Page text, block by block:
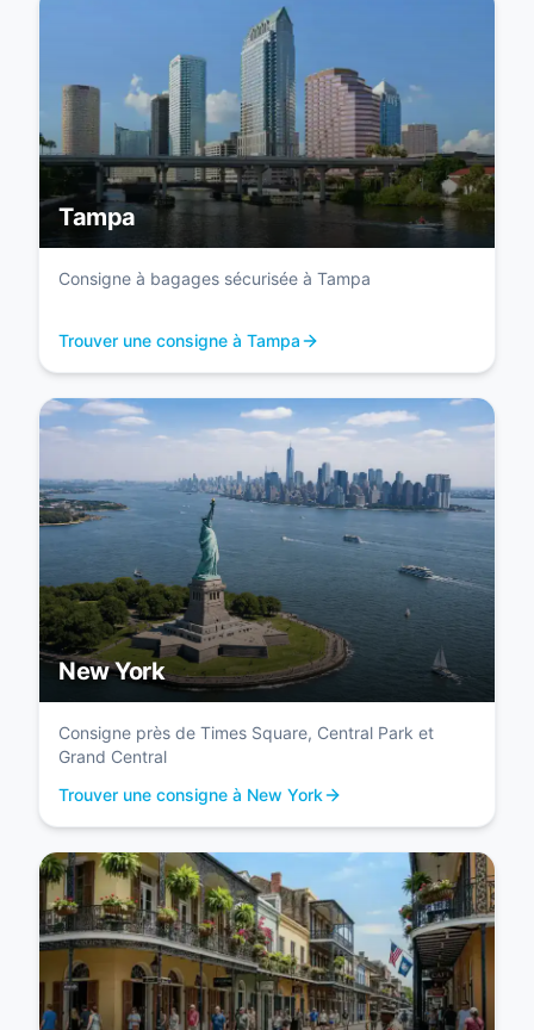
Tampa
Consigne à bagages sécurisée à Tampa
Trouver une consigne à Tampa
New York
Consigne près de Times Square, Central Park et
Grand Central
Trouver une consigne à New York